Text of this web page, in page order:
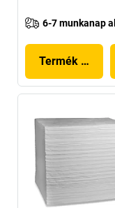
6-7 munkanap
Termék